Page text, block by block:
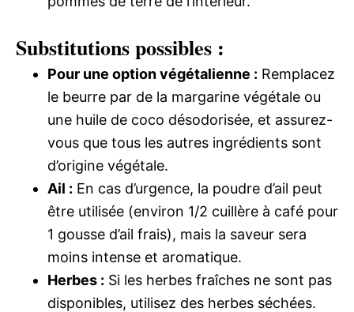
Substitutions possibles :
Pour une option végétalienne : Remplacez
le beurre par de la margarine végétale ou
une huile de coco désodorisée, et assurez-
vous que tous les autres ingrédients sont
d’origine végétale.
Ail : En cas d’urgence, la poudre d’ail peut
être utilisée (environ 1/2 cuillère à café pour
1 gousse d’ail frais), mais la saveur sera
moins intense et aromatique.
Herbes : Si les herbes fraîches ne sont pas
disponibles, utilisez des herbes séchées.